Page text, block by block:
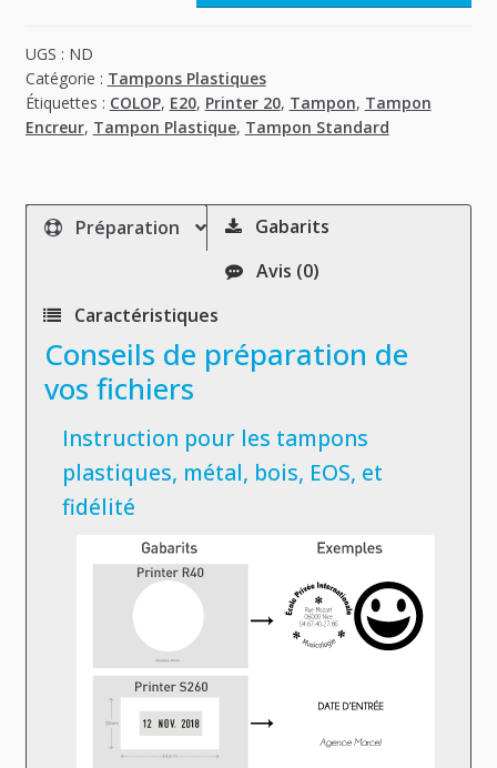
UGS : ND
Catégorie : Tampons Plastiques
Étiquettes : COLOP, E20, Printer 20, Tampon, Tampon
Encreur, Tampon Plastique, Tampon Standard
Préparation
Gabarits
Avis (0)
Caractéristiques
Conseils de préparation de
vos fichiers
Instruction pour les tampons
plastiques, métal, bois, EOS, et
fidélité